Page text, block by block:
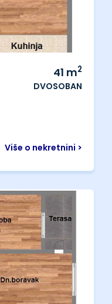
41 m2
DVOSOBAN
Više o nekretnini >